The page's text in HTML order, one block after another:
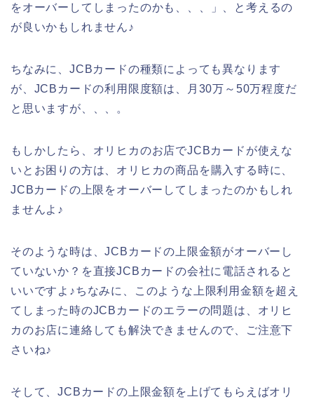
をオーバーしてしまったのかも、、、」、と考えるの
が良いかもしれません♪
ちなみに、JCBカードの種類によっても異なります
が、JCBカードの利用限度額は、月30万～50万程度だ
と思いますが、、、。
もしかしたら、オリヒカのお店でJCBカードが使えな
いとお困りの方は、オリヒカの商品を購入する時に、
JCBカードの上限をオーバーしてしまったのかもしれ
ませんよ♪
そのような時は、JCBカードの上限金額がオーバーし
ていないか？を直接JCBカードの会社に電話されると
いいですよ♪ちなみに、このような上限利用金額を超え
てしまった時のJCBカードのエラーの問題は、オリヒ
カのお店に連絡しても解決できませんので、ご注意下
さいね♪
そして、JCBカードの上限金額を上げてもらえばオリ